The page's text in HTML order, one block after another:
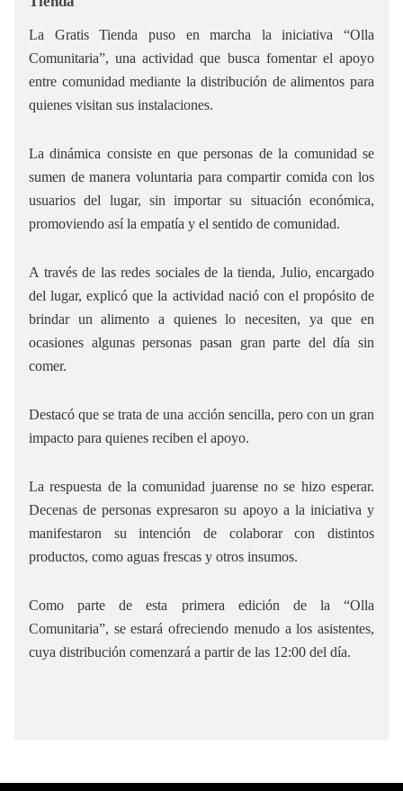
La Gratis Tienda puso en marcha la iniciativa “Olla
Comunitaria”, una actividad que busca fomentar el apoyo
entre comunidad mediante la distribución de alimentos para
quienes visitan sus instalaciones.
La dinámica consiste en que personas de la comunidad se
sumen de manera voluntaria para compartir comida con los
usuarios del lugar, sin importar su situación económica,
promoviendo así la empatía y el sentido de comunidad.
A través de las redes sociales de la tienda, Julio, encargado
del lugar, explicó que la actividad nació con el propósito de
brindar un alimento a quienes lo necesiten, ya que en
ocasiones algunas personas pasan gran parte del día sin
comer.
Destacó que se trata de una acción sencilla, pero con un gran
impacto para quienes reciben el apoyo.
La respuesta de la comunidad juarense no se hizo esperar.
Decenas de personas expresaron su apoyo a la iniciativa y
manifestaron su intención de colaborar con distintos
productos, como aguas frescas y otros insumos.
Como parte de esta primera edición de la “Olla
Comunitaria”, se estará ofreciendo menudo a los asistentes,
cuya distribución comenzará a partir de las 12:00 del día.